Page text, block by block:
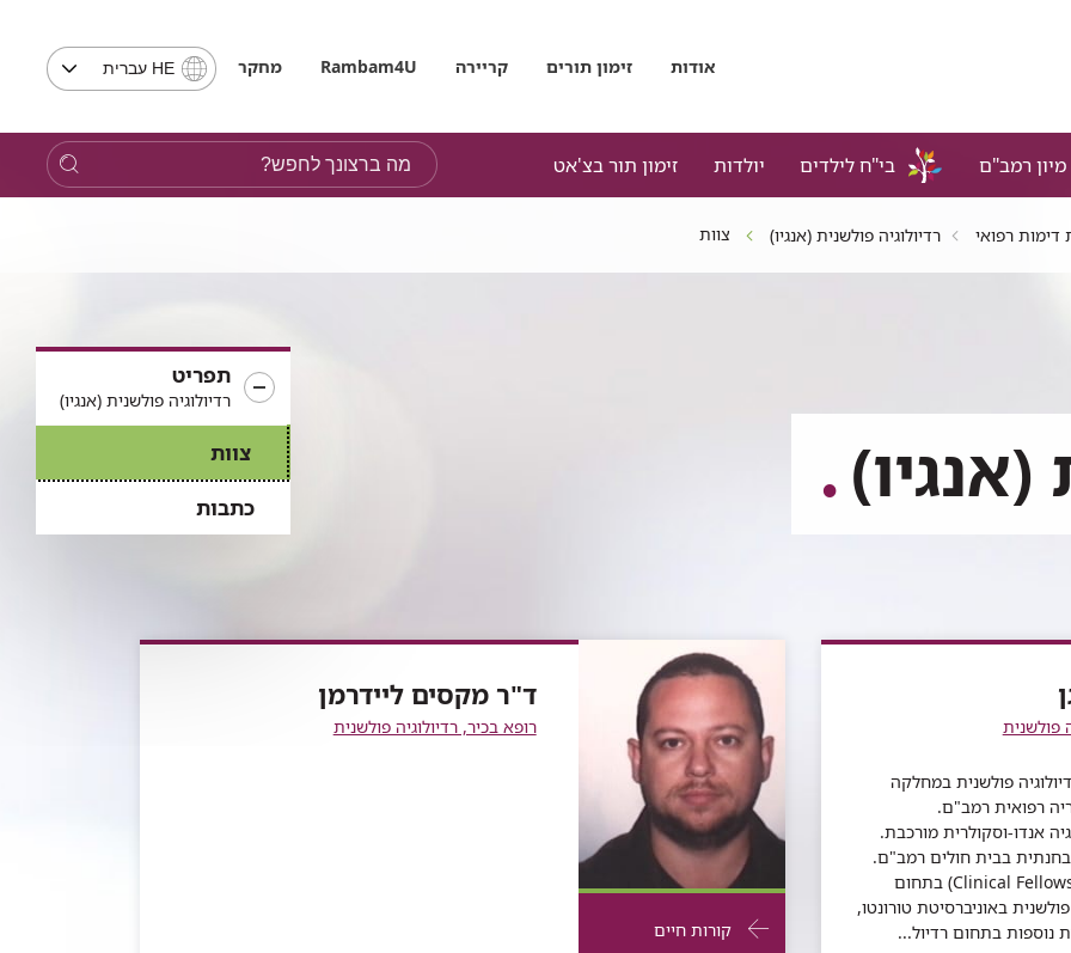
אודות זימון תורים קריירה Rambam4U מחקר
בחירת
שים
לב,
בבחירת
לאתר
HE עברית
מיון רמב"ם בי"ח לילדים יולדות זימון תור בצ'אט
מה
ברצונך
לחפש?
רפואי רדיולוגיה פולשנית (אנגיו) צוות
תפריט
רדיולוגיה פולשנית (אנגיו)
צוות
כתבות
(אנגיו)
פולשנית
פולשנית במחלקה
רפואית רמב"ם.
אנדו-וסקולרית מורכבת.
בבית חולים רמב"ם.
סיים השתלמות (Clinical Fellowship) בתחום
פולשנית באוניברסיטת טורונטו,
נוספות בתחום רדיול...
פרטיקורות חייםעבור
ד"ר מקסים ליידרמן
רופא בכיר, רדיולוגיה פולשנית